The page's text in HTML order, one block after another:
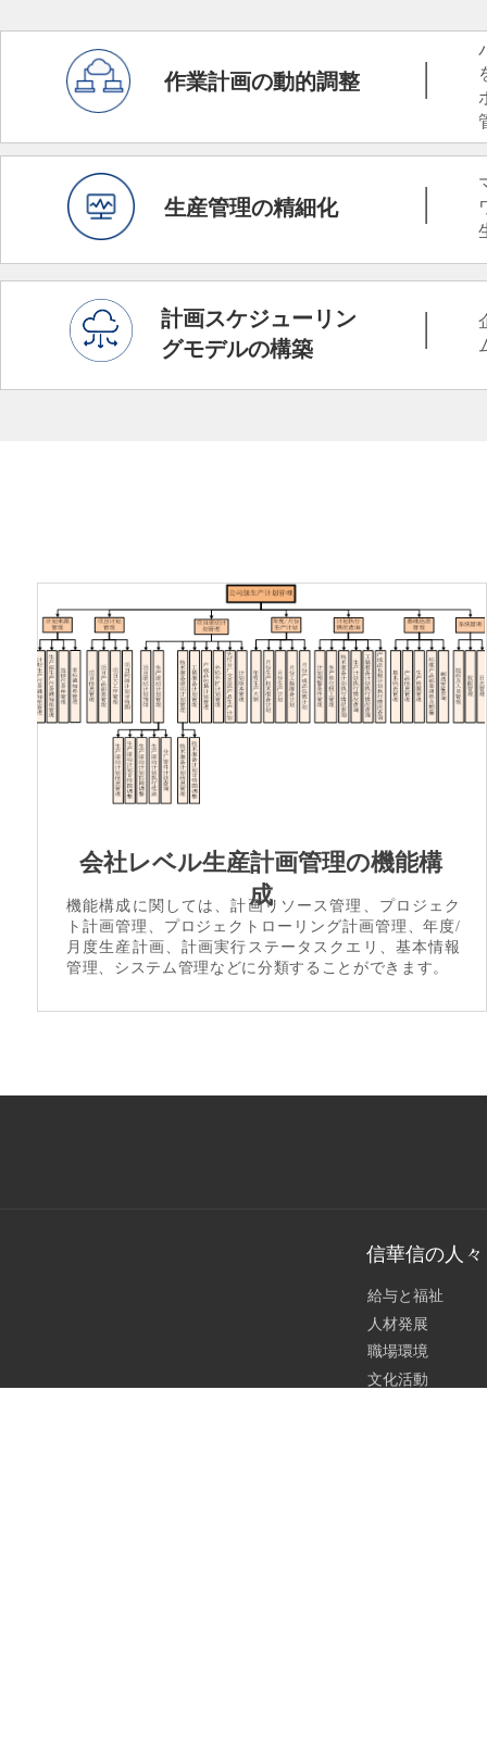
計画スケジューリン
グモデルの構築
生産管理の精細化
作業計画の動的調整
機能構成に関しては、計画リソース管理 、プロジェク
ト計画管理、プロジェクトローリング計画管理、年度/
月度生産計画、計画実行ステータスクエリ、基本情報
管理、システム管理などに分類する こと ができます。
会社レベル生産計画管理の機能構
成
給与と福祉
人材発展
職場環境
文化活動
信華信の人々